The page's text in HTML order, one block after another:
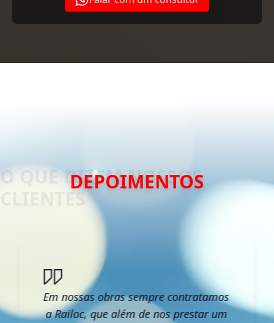
DEPOIMENTOS
Em nossas obras sempre contratamos
a Railoc, que além de nos prestar um